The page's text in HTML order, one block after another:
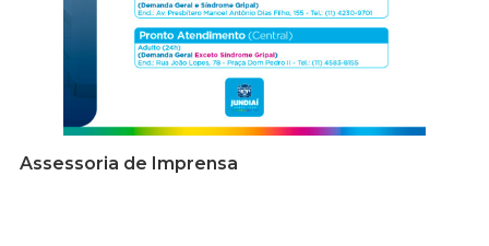
Assessoria de Imprensa